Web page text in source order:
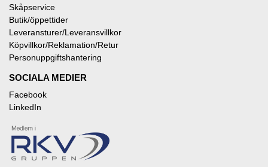
Skåpservice
Butik/öppettider
Leveransturer/Leveransvillkor
Köpvillkor/Reklamation/Retur
Personuppgiftshantering
SOCIALA MEDIER
Facebook
LinkedIn